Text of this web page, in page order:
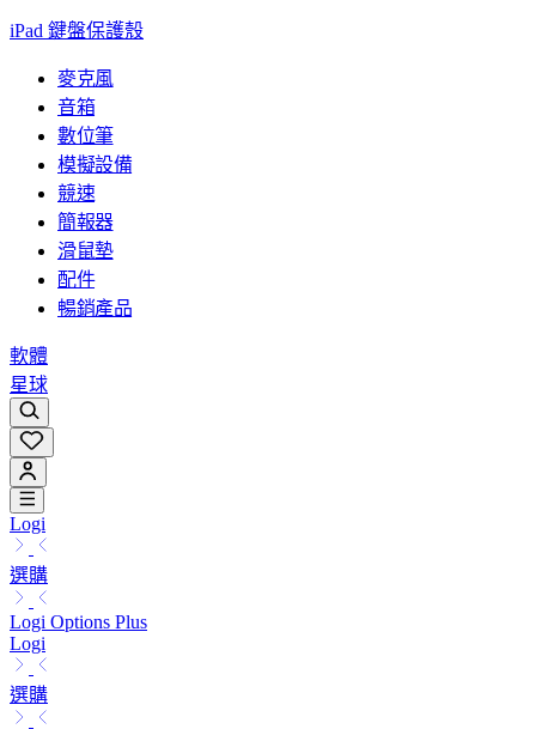
iPad 鍵盤保護殼
麥克風
音箱
數位筆
模擬設備
競速
簡報器
滑鼠墊
配件
暢銷產品
軟體
星球
Logi
選購
Logi Options Plus
Logi
選購